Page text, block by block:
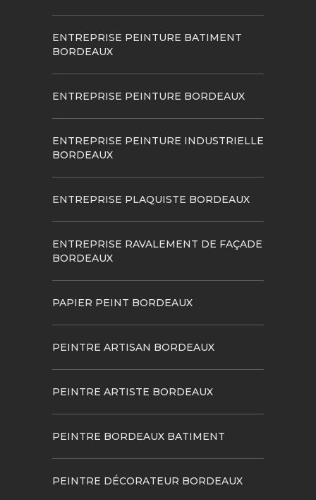
ENTREPRISE PEINTURE BATIMENT
BORDEAUX
ENTREPRISE PEINTURE BORDEAUX
ENTREPRISE PEINTURE INDUSTRIELLE
BORDEAUX
ENTREPRISE PLAQUISTE BORDEAUX
ENTREPRISE RAVALEMENT DE FAÇADE
BORDEAUX
PAPIER PEINT BORDEAUX
PEINTRE ARTISAN BORDEAUX
PEINTRE ARTISTE BORDEAUX
PEINTRE BORDEAUX BATIMENT
PEINTRE DÉCORATEUR BORDEAUX